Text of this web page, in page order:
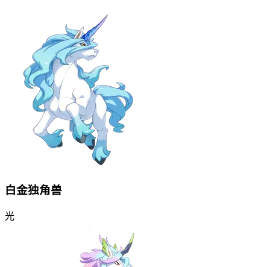
白金独角兽
光